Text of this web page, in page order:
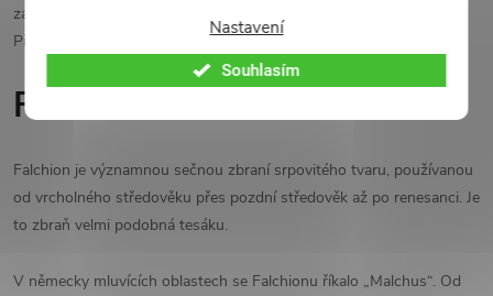
Nastavení
Souhlasím
zápasů bojovalo s dřevěnými tesáky a ne meči nebo dýkami.
Především v Česku byly tyto souboje vyhlášené.
Falchion
Falchion je významnou sečnou zbraní srpovitého tvaru, používanou
od vrcholného středověku přes pozdní středověk až po renesanci. Je
to zbraň velmi podobná tesáku.
V německy mluvících oblastech se Falchionu říkalo „Malchus“. Od